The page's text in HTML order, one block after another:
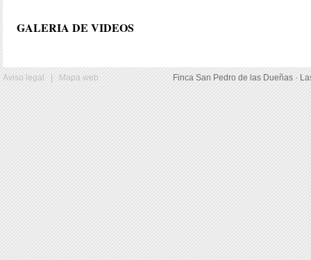
GALERIA DE VIDEOS
Aviso legal|Mapa web Finca San Pedro de las Dueñas ·